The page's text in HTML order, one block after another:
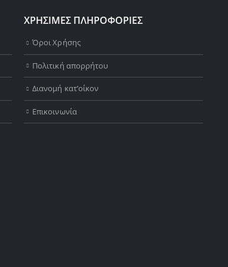
ΧΡΗΣΙΜΕΣ ΠΛΗΡΟΦΟΡΙΕΣ
Όροι Χρήσης
Πολιτική απορρήτου
Διανομή κατ’οίκον
Επικοινωνία